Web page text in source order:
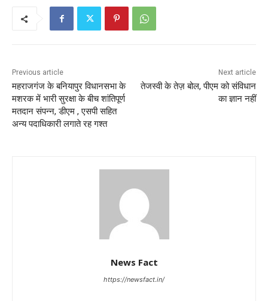
Previous article
महराजगंज के बनियापुर विधानसभा के
मशरक में भारी सुरक्षा के बीच शांतिपूर्ण
मतदान संपन्न, डीएम , एसपी सहित
अन्य पदाधिकारी लगाते रह गश्त
Next article
तेजस्वी के तेज़ बोल, पीएम को संविधान
का ज्ञान नहीं
News Fact
https://newsfact.in/